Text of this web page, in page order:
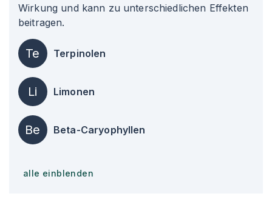
Wirkung und kann zu unterschiedlichen Effekten
beitragen.
Te Terpinolen
Li Limonen
Be Beta-Caryophyllen
alle einblenden